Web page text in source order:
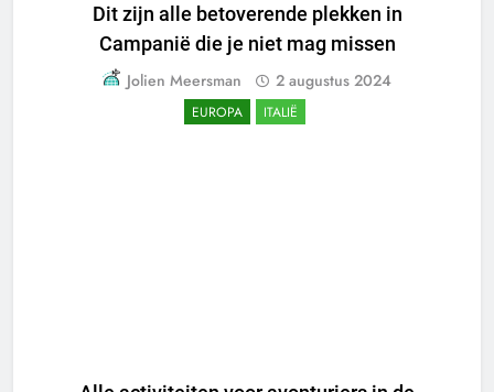
Dit zijn alle betoverende plekken in
Campanië die je niet mag missen
Jolien Meersman 2 augustus 2024
EUROPA ITALIË